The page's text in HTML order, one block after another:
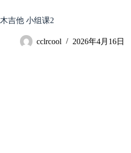
至
内
木吉他 小组课2
cclrcool 2026年4月16日